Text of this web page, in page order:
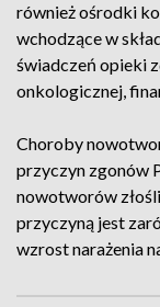
również ośrodki
wchodzące w
świadczeń opieki
onkologicznej,
Choroby
przyczyn zgonów
nowotworów
przyczyną jest
wzrost narażenia